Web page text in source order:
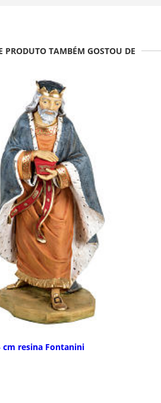
PRODUTO TAMBÉM GOSTOU DE
cm resina Fontanini